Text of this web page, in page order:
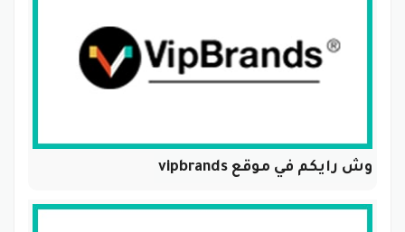
وش رايكم في موقع vipbrands